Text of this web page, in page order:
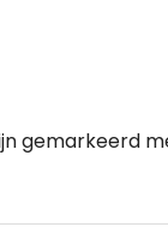
gemarkeerd